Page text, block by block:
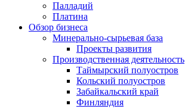
Палладий
Платина
Обзор бизнеса
Минерально-сырьевая база
Проекты развития
Производственная деятельность
Таймырский полуостров
Кольский полуостров
Забайкальский край
Финляндия